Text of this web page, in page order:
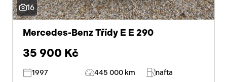
Pracovní stroje
Auto a život
16
Mercedes-Benz Třídy E E 290
35 900 Kč
1997 445 000 km
nafta